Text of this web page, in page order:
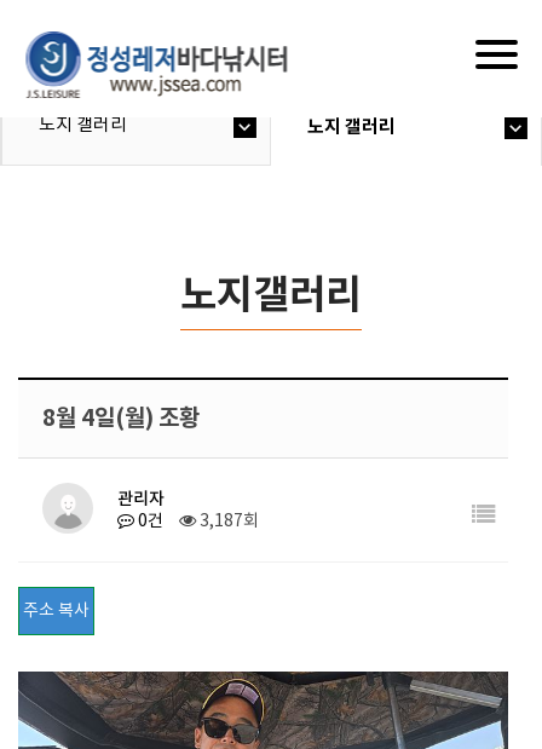
노지 갤러리 노지 갤러리
노지갤러리
8월 4일(월) 조황
관리자
0건 3,187회
주소 복사